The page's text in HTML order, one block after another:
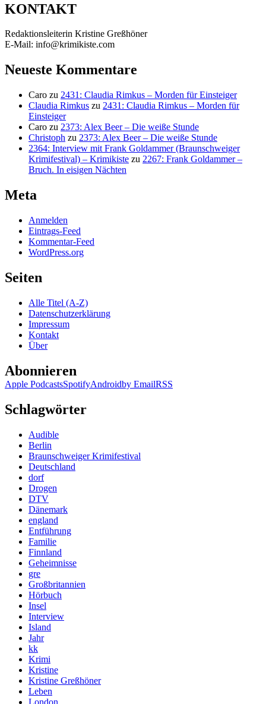
KONTAKT
Redaktionsleiterin Kristine Greßhöner
E-Mail: info@krimikiste.com
Neueste Kommentare
Caro zu 2431: Claudia Rimkus – Morden für Einsteiger
Claudia Rimkus zu 2431: Claudia Rimkus – Morden für
Einsteiger
Caro zu 2373: Alex Beer – Die weiße Stunde
Christoph zu 2373: Alex Beer – Die weiße Stunde
2364: Interview mit Frank Goldammer (Braunschweiger
Krimifestival) – Krimikiste zu 2267: Frank Goldammer –
Bruch. In eisigen Nächten
Meta
Anmelden
Eintrags-Feed
Kommentar-Feed
WordPress.org
Seiten
Alle Titel (A-Z)
Datenschutzerklärung
Impressum
Kontakt
Über
Abonnieren
Apple PodcastsSpotifyAndroidby EmailRSS
Schlagwörter
Audible
Berlin
Braunschweiger Krimifestival
Deutschland
dorf
Drogen
DTV
Dänemark
england
Entführung
Familie
Finnland
Geheimnisse
gre
Großbritannien
Hörbuch
Insel
Interview
Island
Jahr
kk
Krimi
Kristine
Kristine Greßhöner
Leben
London